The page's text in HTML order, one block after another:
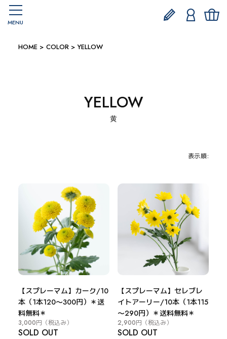
MENU
HOME COLOR YELLOW
YELLOW
黄
表示順:
【スプレーマム】カーク/10
本（1本120～300円）＊送
料無料＊
3,000円 （税込み）
SOLD OUT
【スプレーマム】セレブレ
イトアーリー/10本（1本115
～290円）＊送料無料＊
2,900円 （税込み）
SOLD OUT